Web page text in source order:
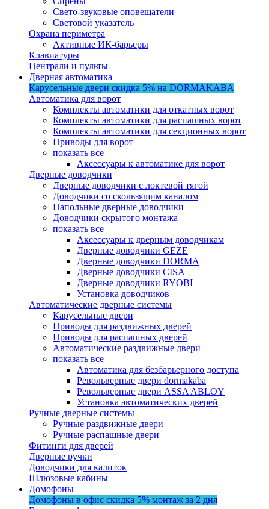
Свето-звуковые оповещатели
Световой указатель
Охрана периметра
Активные ИК-барьеры
Клавиатуры
Централи и пульты
Дверная автоматика
Карусельные двери скидка 5% на DORMAKABA
Автоматика для ворот
Комплекты автоматики для откатных ворот
Комплекты автоматики для распашных ворот
Комплекты автоматики для секционных ворот
Приводы для ворот
показать все
Аксессуары к автоматике для ворот
Дверные доводчики
Дверные доводчики с локтевой тягой
Доводчики со скользящим каналом
Напольные дверные доводчики
Доводчики скрытого монтажа
показать все
Аксессуары к дверным доводчикам
Дверные доводчики GEZE
Дверные доводчики DORMA
Дверные доводчики CISA
Дверные доводчики RYOBI
Установка доводчиков
Автоматические дверные системы
Карусельные двери
Приводы для раздвижных дверей
Приводы для распашных дверей
Автоматические раздвижные двери
показать все
Автоматика для безбарьерного доступа
Револьверные двери dormakaba
Револьверные двери ASSA ABLOY
Установка автоматических дверей
Ручные дверные системы
Ручные раздвижные двери
Ручные распашные двери
Фитинги для дверей
Дверные ручки
Доводчики для калиток
Шлюзовые кабины
Домофоны
Домофоны в офис скидка 5% монтаж за 2 дня